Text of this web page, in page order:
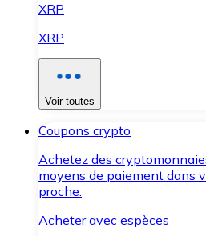
XRP
XRP
Voir toutes
Coupons crypto
Achetez des
moyens de paiement dans
proche.
Acheter avec espèces